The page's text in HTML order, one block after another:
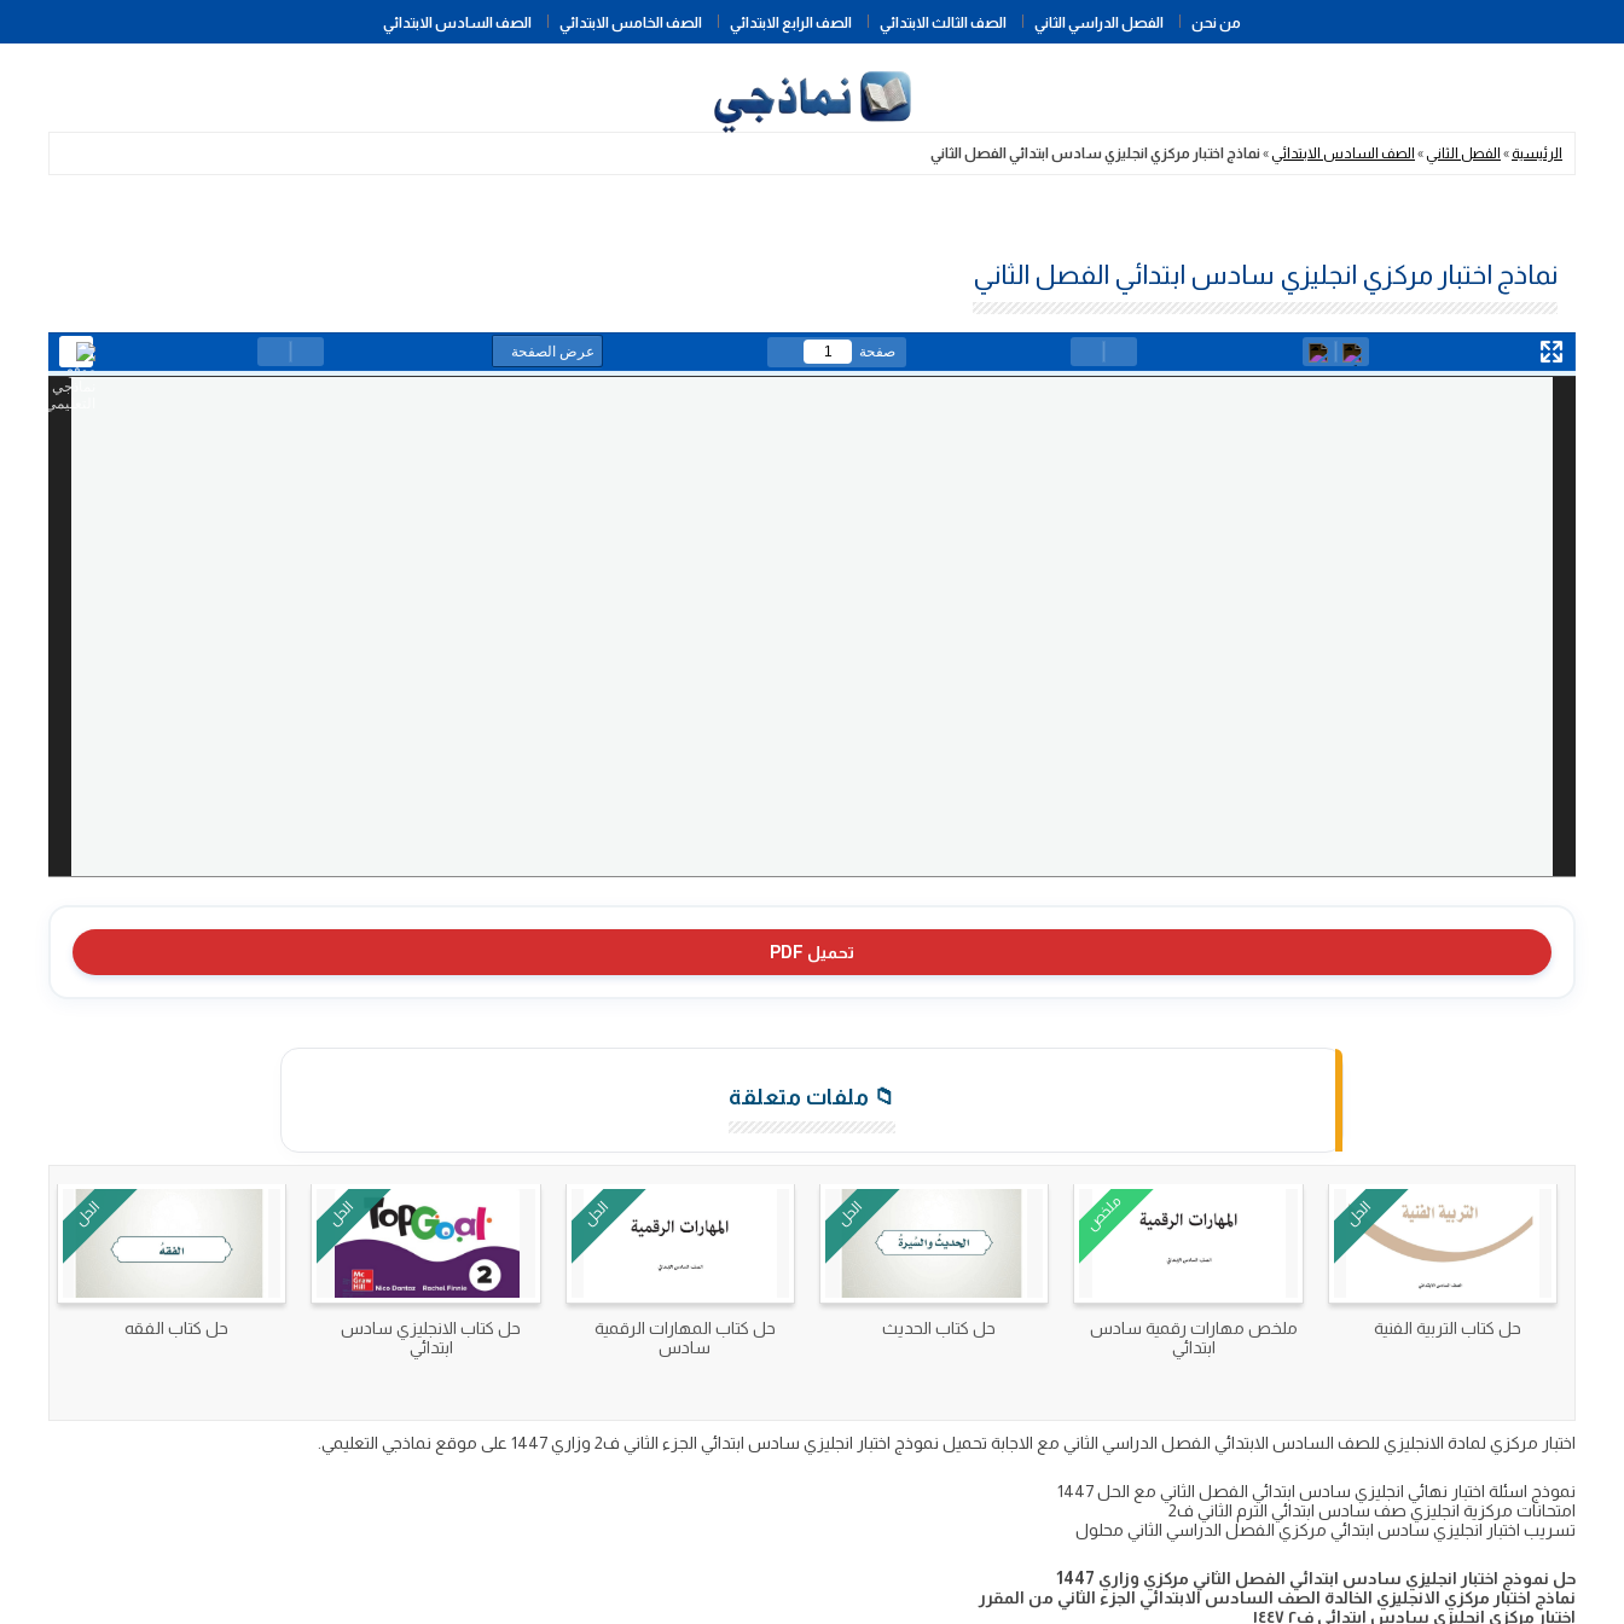
Skip
to
من نحن الفصل الدراسي الثاني الصف الثالث الابتدائي الصف الرابع الابتدائي الصف الخامس الابتدائي الصف السادس الابتدائي
الرئيسية » الفصل الثاني » الصف السادس الابتدائي »نماذج اختبار مركزي انجليزي سادس ابتدائي الفصل الثاني
نماذج اختبار مركزي انجليزي سادس ابتدائي الفصل الثاني
تحميل PDF
📁 ملفات متعلقة
الحل
حل كتاب التربية الفنية
ملخص
ملخص مهارات رقمية سادس
ابتدائي
الحل
حل كتاب الحديث
الحل
حل كتاب المهارات الرقمية
سادس
الحل
حل كتاب الانجليزي سادس
ابتدائي
الحل
حل كتاب الفقه
اختبار مركزي لمادة الانجليزي للصف السادس الابتدائي الفصل الدراسي الثاني مع الاجابة تحميل نموذج اختبار انجليزي سادس ابتدائي الجزء الثاني ف2 وزاري 1447 على موقع نماذجي التعليمي.
نموذج اسئلة اختبار نهائي انجليزي سادس ابتدائي الفصل الثاني مع الحل 1447
امتحانات مركزية انجليزي صف سادس ابتدائي الترم الثاني ف2
تسريب اختبار انجليزي سادس ابتدائي مركزي الفصل الدراسي الثاني محلول
حل نموذج اختبار انجليزي سادس ابتدائي الفصل الثاني مركزي وزاري 1447
نماذج اختبار مركزي الانجليزي الخالدة الصف السادس الابتدائي الجزء الثاني من المقرر
اختبار مركزي انجليزي سادس ابتدائي ف٢ ١٤٤٧